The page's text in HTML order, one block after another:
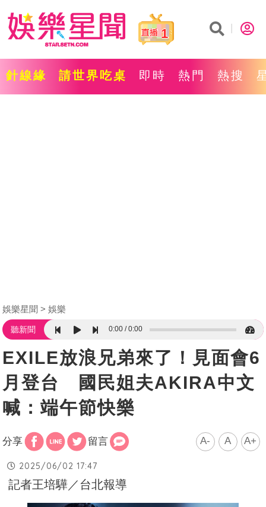
1
針線緣 請世界吃桌 即時 熱門 熱搜
娛樂星聞 娛樂
聽新聞 0:00 0:00
EXILE放浪兄弟來了！見面會6
月登台 國民姐夫AKIRA中文
喊：端午節快樂
分享 留言 A- A A+
2025/06/02 17:47
記者王培驊／台北報導